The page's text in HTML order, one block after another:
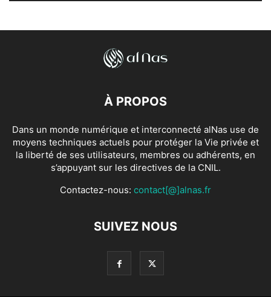
À PROPOS
Dans un monde numérique et interconnecté alNas use de
moyens techniques actuels pour protéger la Vie privée et
la liberté de ses utilisateurs, membres ou adhérents, en
s’appuyant sur les directives de la CNIL.
Contactez-nous: contact[@]alnas.fr
SUIVEZ NOUS